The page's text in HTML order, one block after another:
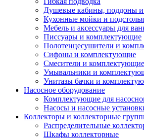
Душевые кабины, поддоны
Кухонные мойки и подстолья
Мебель и аксессуары для
Писсуары и комплектующие
Полотенцесушители и
Сифоны и комплектующие
Смесители и комплектующие
Умывальники и
Унитазы бачки и
Насосное оборудование
Комплектующие для
Насосы и насосные
Коллекторы и коллекторные
Распределительные
Шкафы коллекторные